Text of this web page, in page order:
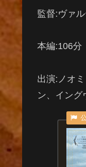
監督:ヴァ
本編:106分
出演:ノオミ
ン、 イング